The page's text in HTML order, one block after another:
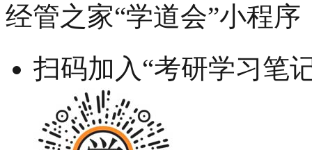
经管之家“学道会”小程序
扫码加入“考研学习笔